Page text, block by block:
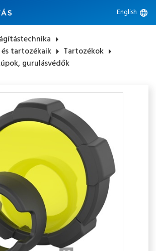
English language
arrow_right
tartozékaik arrow_right Tartozékok arrow_right
gurulásvédők